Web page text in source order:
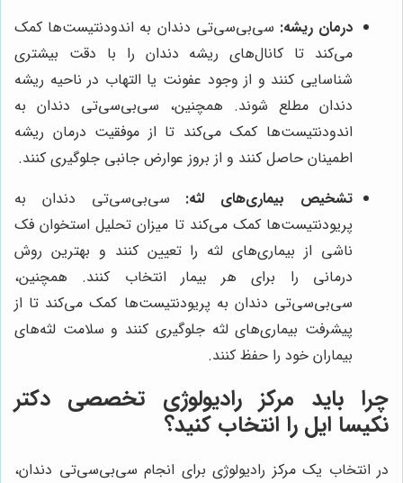
درمان ریشه: سی‌بی‌سی‌تی دندان به اندودنتیست‌ها کمک
می‌کند تا کانال‌های ریشه دندان را با دقت بیشتری
شناسایی کنند و از وجود عفونت یا التهاب در ناحیه ریشه
دندان مطلع شوند. همچنین، سی‌بی‌سی‌تی دندان به
اندودنتیست‌ها کمک می‌کند تا از موفقیت درمان ریشه
اطمینان حاصل کنند و از بروز عوارض جانبی جلوگیری کنند.
تشخیص بیماری‌های لثه: سی‌بی‌سی‌تی دندان به
پریودنتیست‌ها کمک می‌کند تا میزان تحلیل استخوان فک
ناشی از بیماری‌های لثه را تعیین کنند و بهترین روش
درمانی را برای هر بیمار انتخاب کنند. همچنین،
سی‌بی‌سی‌تی دندان به پریودنتیست‌ها کمک می‌کند تا از
پیشرفت بیماری‌های لثه جلوگیری کنند و سلامت لثه‌های
بیماران خود را حفظ کنند.
چرا باید مرکز رادیولوژی تخصصی دکتر
نکیسا ایل را انتخاب کنید؟
در انتخاب یک مرکز رادیولوژی برای انجام سی‌بی‌سی‌تی دندان،